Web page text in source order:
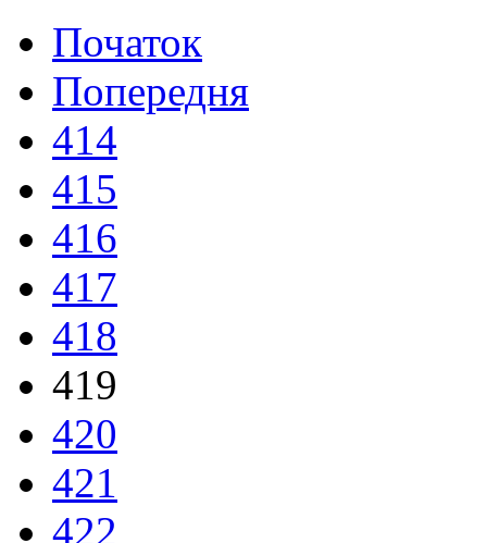
Початок
Попередня
414
415
416
417
418
419
420
421
422